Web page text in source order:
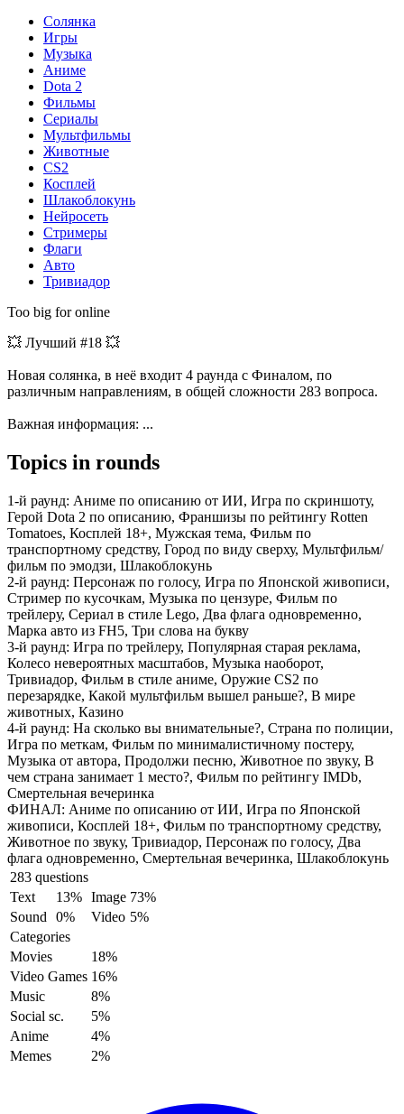
Солянка
Игры
Музыка
Аниме
Dota 2
Фильмы
Сериалы
Мультфильмы
Животные
CS2
Косплей
Шлакоблокунь
Нейросеть
Стримеры
Флаги
Авто
Тривиадор
Too big for online
💥 Лучший #18 💥
Новая солянка, в неё входит 4 раунда с Финалом, по
различным направлениям, в общей сложности 283 вопроса.
Важная информация: ...
Topics in rounds
1-й раунд: Аниме по описанию от ИИ, Игра по скриншоту,
Герой Dota 2 по описанию, Франшизы по рейтингу Rotten
Tomatoes, Косплей 18+, Мужская тема, Фильм по
транспортному средству, Город по виду сверху, Мультфильм/
фильм по эмодзи, Шлакоблокунь
2-й раунд: Персонаж по голосу, Игра по Японской живописи,
Стример по кусочкам, Музыка по цензуре, Фильм по
трейлеру, Сериал в стиле Lego, Два флага одновременно,
Марка авто из FH5, Три слова на букву
3-й раунд: Игра по трейлеру, Популярная старая реклама,
Колесо невероятных масштабов, Музыка наоборот,
Тривиадор, Фильм в стиле аниме, Оружие CS2 по
перезарядке, Какой мультфильм вышел раньше?, В мире
животных, Казино
4-й раунд: На сколько вы внимательные?, Страна по полиции,
Игра по меткам, Фильм по минималистичному постеру,
Музыка от автора, Продолжи песню, Животное по звуку, В
чем страна занимает 1 место?, Фильм по рейтингу IMDb,
Смертельная вечеринка
ФИНАЛ: Аниме по описанию от ИИ, Игра по Японской
живописи, Косплей 18+, Фильм по транспортному средству,
Животное по звуку, Тривиадор, Персонаж по голосу, Два
флага одновременно, Смертельная вечеринка, Шлакоблокунь
283 questions
Text
13% Image 73%
Sound
0% Video 5%
Categories
Movies
18%
Video Games 16%
Music
8%
Social sc.
5%
Anime
4%
Memes
2%